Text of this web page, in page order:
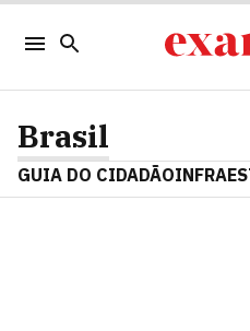
Brasil
GUIA DO CIDADÃO